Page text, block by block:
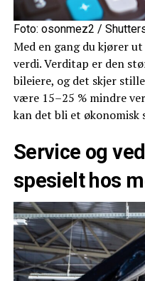
Foto: osonmez2 /
Med en gang du kjører
verdi. Verditap er den
bileiere, og det skjer
være 15–25 % mindre
kan det bli et økonomisk
Service og
spesielt hos